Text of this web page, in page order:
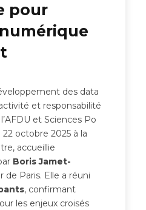
pour
des data
et responsabilité
et Sciences Po
22 octobre 2025 à la
accueillie
Boris Jamet-
de Paris. Elle a réuni
, confirmant
les enjeux croisés